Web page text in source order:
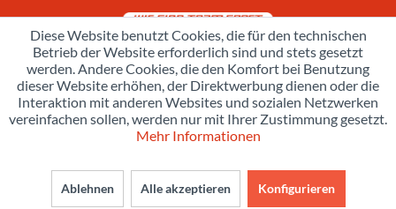
Diese Website benutzt Cookies, die für den technischen
Betrieb der Website erforderlich sind und stets gesetzt
werden. Andere Cookies, die den Komfort bei Benutzung
dieser Website erhöhen, der Direktwerbung dienen oder die
Interaktion mit anderen Websites und sozialen Netzwerken
vereinfachen sollen, werden nur mit Ihrer Zustimmung gesetzt.
Mehr Informationen
Ablehnen Alle akzeptieren Konfigurieren